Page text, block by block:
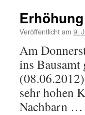
Veröffentlicht am 9.
Am
ins Bausamt
sehr hohen
Nachbarn …